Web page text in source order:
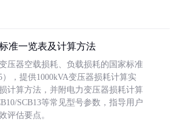
准一览表及计算方法
压器空载损耗、负载损耗的国家标准
），提供1000kVA变压器损耗计算实
计算方法，并附电力变压器损耗计算
SCB13等常见型号参数，指导用户
评估要点。